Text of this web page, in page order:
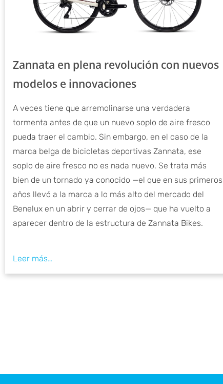
Zannata en plena revolución con nuevos
modelos e innovaciones
A veces tiene que arremolinarse una verdadera
tormenta antes de que un nuevo soplo de aire fresco
pueda traer el cambio. Sin embargo, en el caso de la
marca belga de bicicletas deportivas Zannata, ese
soplo de aire fresco no es nada nuevo. Se trata más
bien de un tornado ya conocido —el que en sus primeros
años llevó a la marca a lo más alto del mercado del
Benelux en un abrir y cerrar de ojos— que ha vuelto a
aparecer dentro de la estructura de Zannata Bikes.